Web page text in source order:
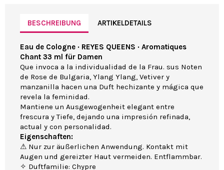
BESCHREIBUNG ARTIKELDETAILS
Eau de Cologne · REYES QUEENS · Aromatiques
Chant 33 ml für Damen
Que invoca a la individualidad de la Frau. sus Noten
de Rose de Bulgaria, Ylang Ylang, Vetiver y
manzanilla hacen una Duft hechizante y mágica que
revela la feminidad.
Mantiene un Ausgewogenheit elegant entre
frescura y Tiefe, dejando una impresión refinada,
actual y con personalidad.
Eigenschaften:
⚠ Nur zur äußerlichen Anwendung. Kontakt mit
Augen und gereizter Haut vermeiden. Entflammbar.
✧ Duftfamilie: Chypre